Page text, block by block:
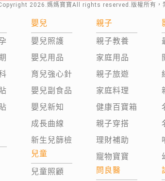
2026 .媽媽寶寶All rights reserved.版權所有，
嬰兒
嬰兒照護
嬰兒用品
育兒強心針
嬰兒副食品
嬰兒新知
成長曲線
新生兒篩檢
兒童
兒童照顧
親子
親子教養
家庭用品
親子旅遊
家庭料理
健康百寶箱
親子穿搭
理財補助
寵物寶寶
問良醫